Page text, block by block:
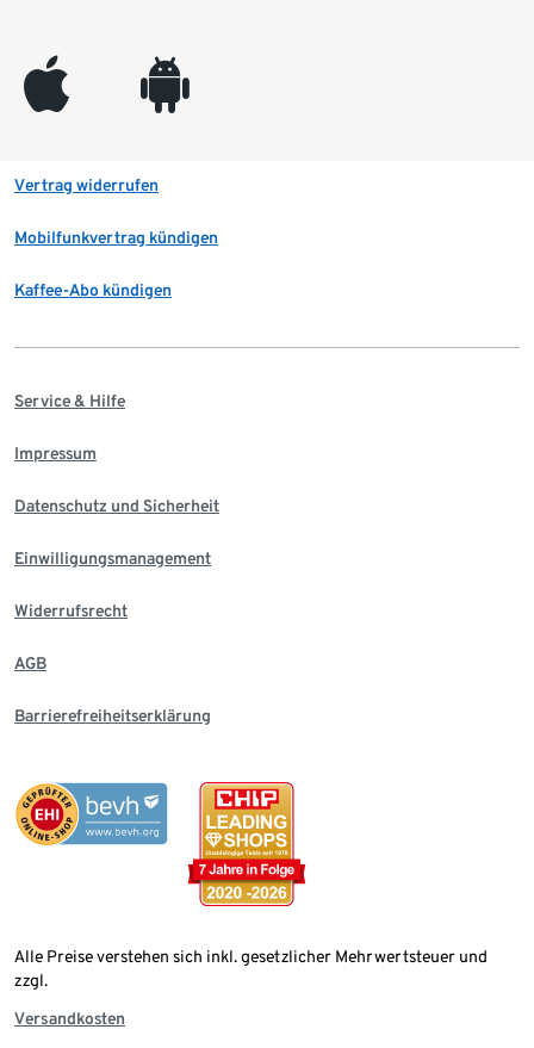
appleinc android
Vertrag widerrufen
Mobilfunkvertrag kündigen
Kaffee-Abo kündigen
Service & Hilfe
Impressum
Datenschutz und Sicherheit
Einwilligungsmanagement
Widerrufsrecht
AGB
Barrierefreiheitserklärung
Alle Preise verstehen sich inkl. gesetzlicher Mehrwertsteuer und
zzgl.
Versandkosten